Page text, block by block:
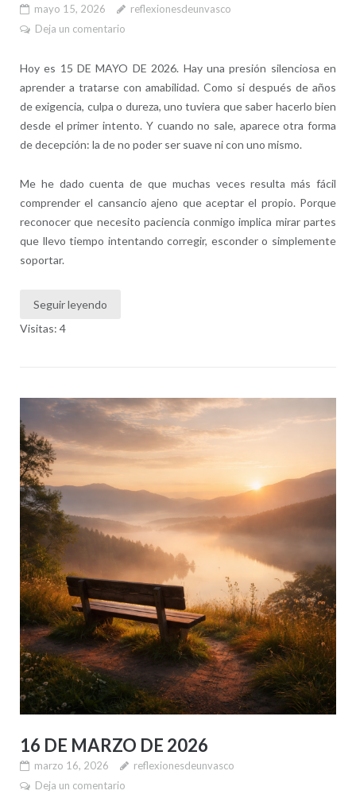
mayo 15, 2026
reflexionesdeunvasco
Deja un comentario
Hoy es 15 DE MAYO DE 2026. Hay una presión silenciosa en
aprender a tratarse con amabilidad. Como si después de años
de exigencia, culpa o dureza, uno tuviera que saber hacerlo bien
desde el primer intento. Y cuando no sale, aparece otra forma
de decepción: la de no poder ser suave ni con uno mismo.
Me he dado cuenta de que muchas veces resulta más fácil
comprender el cansancio ajeno que aceptar el propio. Porque
reconocer que necesito paciencia conmigo implica mirar partes
que llevo tiempo intentando corregir, esconder o simplemente
soportar.
Seguir leyendo
Visitas: 4
16 DE MARZO DE 2026
marzo 16, 2026
reflexionesdeunvasco
Deja un comentario